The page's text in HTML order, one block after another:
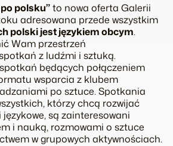
polsku”to nowa oferta Galerii
adresowana przede wszystkim
polski jest językiem obcym.
Wam przestrzeń
z ludźmi i sztuką.
będących połączeniem
wsparcia z klubem
po sztuce. Spotkania
którzy chcą rozwijać
są zainteresowani
i nauką, rozmowami o sztuce
w grupowych aktywnościach.